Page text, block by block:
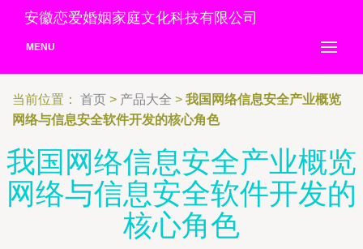
安徽恋爱婚姻家庭文化科技有限公司
MENU
当前位置： 首页 > 产品大全 > 我国网络信息安全产业概览
网络与信息安全软件开发的核心角色
我国网络信息安全产业概览
网络与信息安全软件开发的
核心角色